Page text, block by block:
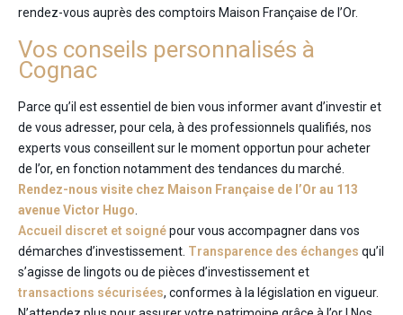
rendez-vous auprès des comptoirs Maison Française de l’Or.
Vos conseils personnalisés à
Cognac
Parce qu’il est essentiel de bien vous informer avant d’investir et
de vous adresser, pour cela, à des professionnels qualifiés, nos
experts vous conseillent sur le moment opportun pour acheter
de l’or, en fonction notamment des tendances du marché.
Rendez-nous visite chez Maison Française de l’Or au 113
avenue Victor Hugo.
Accueil discret et soignépour vous accompagner dans vos
démarches d’investissement. Transparence des échanges qu’il
s’agisse de lingots ou de pièces d’investissement et
transactions sécurisées, conformes à la législation en vigueur.